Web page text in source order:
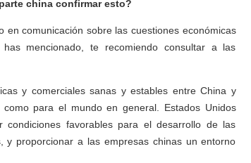
china confirmar esto?
comunicación sobre las cuestiones económicas
mencionado, te recomiendo consultar a las
y comerciales sanas y estables entre China y
para el mundo en general. Estados Unidos
favorables para el desarrollo de las
y proporcionar a las empresas chinas un entorno